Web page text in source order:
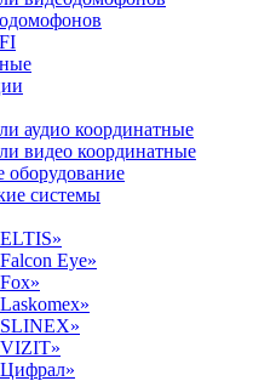
аудио координатные
видео координатные
оборудование
системы
Eye»